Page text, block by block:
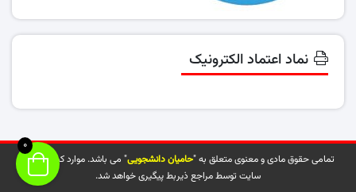
نماد اعتماد الکترونیک
تمامی حقوق مادی و معنوی متعلق به "حامیان دانشجویی" می باشد. موارد کپی شده از
سایت توسط مراجع ذیربط پیگیری خواهد شد.
0